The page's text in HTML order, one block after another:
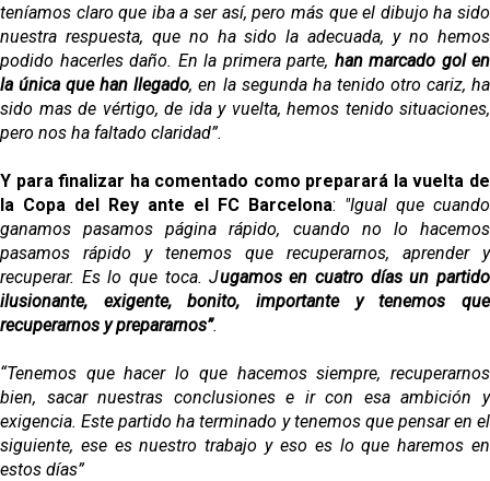
teníamos claro que iba a ser así, pero más que el dibujo ha sido
nuestra respuesta, que no ha sido la adecuada, y no hemos
podido hacerles daño. En la primera parte, han marcado gol en
la única que han llegado, en la segunda ha tenido otro cariz, ha
sido mas de vértigo, de ida y vuelta, hemos tenido situaciones,
pero nos ha faltado claridad”.
Y para finalizar ha comentado como preparará la vuelta de
la Copa del Rey ante el FC Barcelona: "Igual que cuando
ganamos pasamos página rápido, cuando no lo hacemos
pasamos rápido y tenemos que recuperarnos, aprender y
recuperar. Es lo que toca. Jugamos en cuatro días un partido
ilusionante, exigente, bonito, importante y tenemos que
recuperarnos y prepararnos”.
“Tenemos que hacer lo que hacemos siempre, recuperarnos
bien, sacar nuestras conclusiones e ir con esa ambición y
exigencia. Este partido ha terminado y tenemos que pensar en el
siguiente, ese es nuestro trabajo y eso es lo que haremos en
estos días”